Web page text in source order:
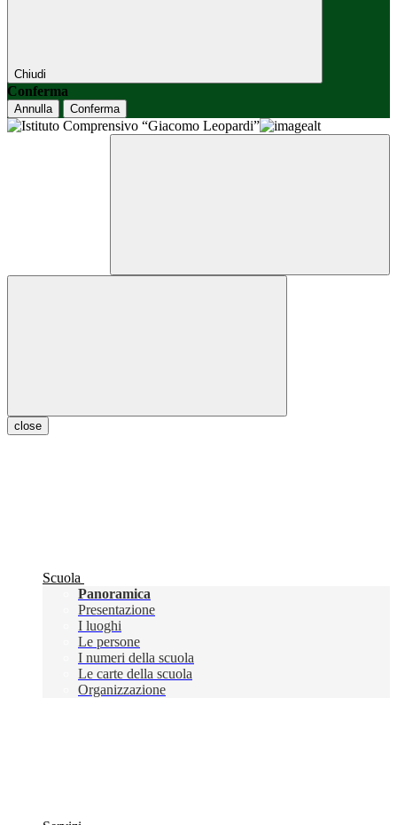
Chiudi
Conferma
Annulla Conferma
close
Scuola
Panoramica
Presentazione
I luoghi
Le persone
I numeri della scuola
Le carte della scuola
Organizzazione